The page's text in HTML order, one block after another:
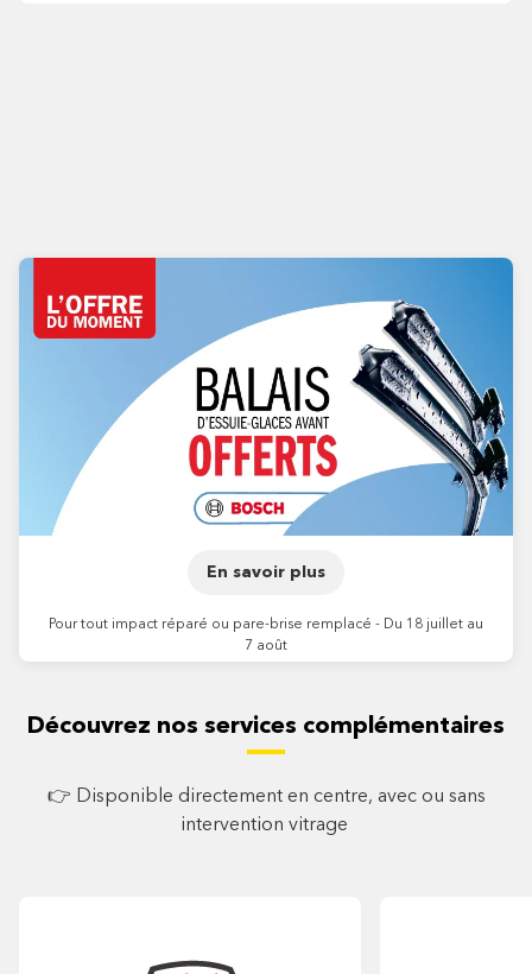
En savoir plus
Pour tout impact réparé ou pare-brise remplacé - Du 18 juillet au
7 août
Découvrez nos services complémentaires
👉 Disponible directement en centre, avec ou sans
intervention vitrage